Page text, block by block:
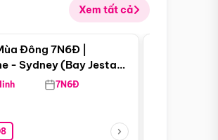
Xem tất cả
Điểm nổi bật
Đông 7N6Đ |
- Sydney (Bay Jestar
7N6Đ